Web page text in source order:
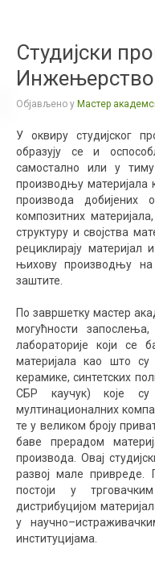
Студијски
Инжењерство
Објављено у Мастер
У оквиру студијског
образују се и
самостално или у
производњу материјала
производа добијених
композитних
структуру и својства
рециклирају материјал
њихову производњу
заштите.
По завршетку мастер
могућности
лабораторије који се
материјала као што
керамике, синтетских
СБР каучук) које су
мултинационалних
те у великом броју
баве прерадом
производа. Овај
развој мале привреде.
постоји у
дистрибуцијом
у
институцијама.